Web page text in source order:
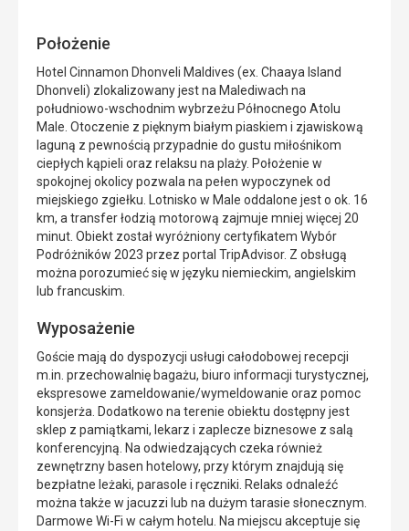
Położenie
Hotel Cinnamon Dhonveli Maldives (ex. Chaaya Island
Dhonveli) zlokalizowany jest na Malediwach na
południowo-wschodnim wybrzeżu Północnego Atolu
Male. Otoczenie z pięknym białym piaskiem i zjawiskową
laguną z pewnością przypadnie do gustu miłośnikom
ciepłych kąpieli oraz relaksu na plaży. Położenie w
spokojnej okolicy pozwala na pełen wypoczynek od
miejskiego zgiełku. Lotnisko w Male oddalone jest o ok. 16
km, a transfer łodzią motorową zajmuje mniej więcej 20
minut. Obiekt został wyróżniony certyfikatem Wybór
Podróżników 2023 przez portal TripAdvisor. Z obsługą
można porozumieć się w języku niemieckim, angielskim
lub francuskim.
Wyposażenie
Goście mają do dyspozycji usługi całodobowej recepcji
m.in. przechowalnię bagażu, biuro informacji turystycznej,
ekspresowe zameldowanie/wymeldowanie oraz pomoc
konsjerża. Dodatkowo na terenie obiektu dostępny jest
sklep z pamiątkami, lekarz i zaplecze biznesowe z salą
konferencyjną. Na odwiedzających czeka również
zewnętrzny basen hotelowy, przy którym znajdują się
bezpłatne leżaki, parasole i ręczniki. Relaks odnaleźć
można także w jacuzzi lub na dużym tarasie słonecznym.
Darmowe Wi-Fi w całym hotelu. Na miejscu akceptuje się